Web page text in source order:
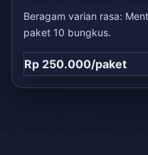
Beragam varian rasa:
paket 10 bungkus.
Rp 250.000/paket